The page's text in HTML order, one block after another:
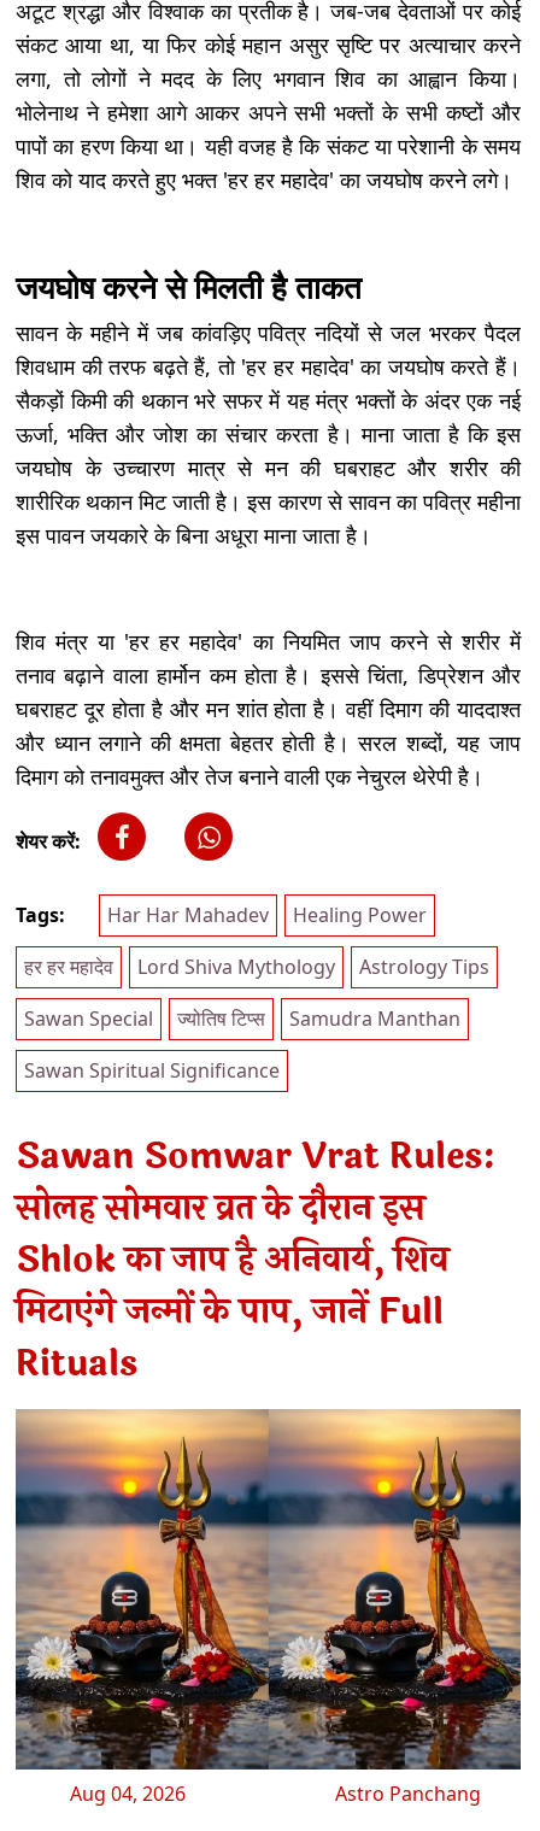
अटूट श्रद्धा और विश्वाक का प्रतीक है। जब-जब देवताओं पर कोई
संकट आया था, या फिर कोई महान असुर सृष्टि पर अत्याचार करने
लगा, तो लोगों ने मदद के लिए भगवान शिव का आह्वान किया।
भोलेनाथ ने हमेशा आगे आकर अपने सभी भक्तों के सभी कष्टों और
पापों का हरण किया था। यही वजह है कि संकट या परेशानी के समय
शिव को याद करते हुए भक्त 'हर हर महादेव' का जयघोष करने लगे।
जयघोष करने से मिलती है ताकत
सावन के महीने में जब कांवड़िए पवित्र नदियों से जल भरकर पैदल
शिवधाम की तरफ बढ़ते हैं, तो 'हर हर महादेव' का जयघोष करते हैं।
सैकड़ों किमी की थकान भरे सफर में यह मंत्र भक्तों के अंदर एक नई
ऊर्जा, भक्ति और जोश का संचार करता है। माना जाता है कि इस
जयघोष के उच्चारण मात्र से मन की घबराहट और शरीर की
शारीरिक थकान मिट जाती है। इस कारण से सावन का पवित्र महीना
इस पावन जयकारे के बिना अधूरा माना जाता है।
शिव मंत्र या 'हर हर महादेव' का नियमित जाप करने से शरीर में
तनाव बढ़ाने वाला हार्मोन कम होता है। इससे चिंता, डिप्रेशन और
घबराहट दूर होता है और मन शांत होता है। वहीं दिमाग की याददाश्त
और ध्यान लगाने की क्षमता बेहतर होती है। सरल शब्दों, यह जाप
दिमाग को तनावमुक्त और तेज बनाने वाली एक नेचुरल थेरेपी है।
शेयर करें:
Tags: Har Har Mahadev
Healing Power
हर हर महादेव
Lord Shiva Mythology
Astrology Tips
Sawan Special
ज्योतिष टिप्स
Samudra Manthan
Sawan Spiritual Significance
Sawan Somwar Vrat Rules:
सोलह सोमवार व्रत के दौरान इस
Shlok का जाप है अनिवार्य, शिव
मिटाएंगे जन्मों के पाप, जानें Full
Rituals
Aug 04, 2026 Astro Panchang